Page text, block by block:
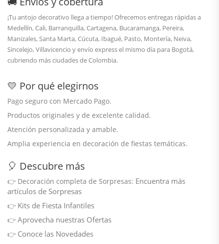
¡Tu antojo decorativo llega a tiempo! Ofrecemos entregas rápidas a
Medellín, Cali, Barranquilla, Cartagena, Bucaramanga, Pereira,
Manizales, Santa Marta, Cúcuta, Ibagué, Pasto, Montería, Neiva,
Sincelejo, Villavicencio y envío express el mismo día para Bogotá,
cubriendo más ciudades de Colombia.
💛 Por qué elegirnos
Pago seguro con Mercado Pago.
Productos originales y de excelente calidad.
Atención personalizada y amable.
Amplia experiencia en decoración de fiestas temáticas.
🎈 Descubre más
👉 Decoración completa de Sorpresas: Encuentra más
artículos de Sorpresas
👉 Kits de Fiesta Infantiles
👉 Aprovecha nuestras Ofertas
👉 Conoce las Novedades